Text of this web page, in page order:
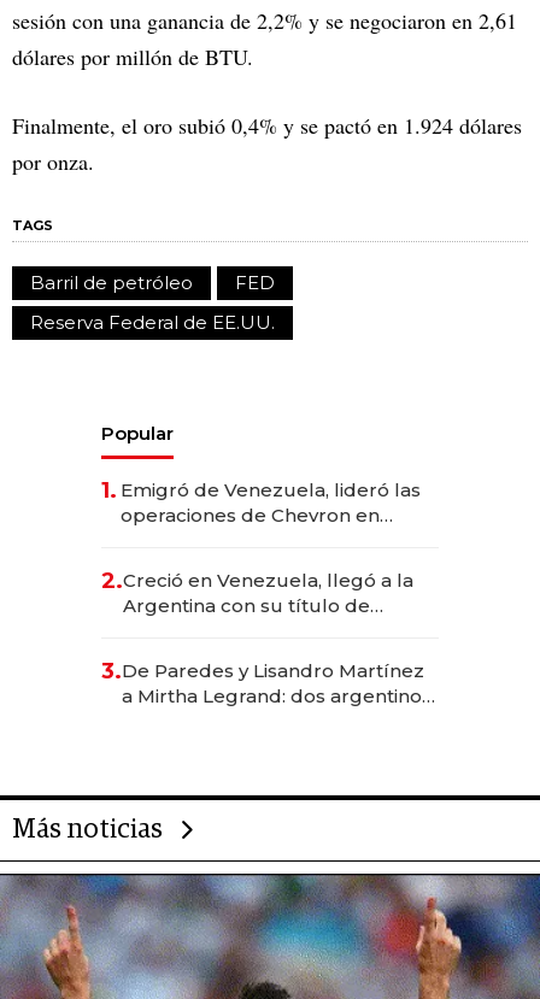
sesión con una ganancia de 2,2% y se negociaron en 2,61
dólares por millón de BTU.
Finalmente, el oro subió 0,4% y se pactó en 1.924 dólares
por onza.
TAGS
Barril de petróleo
FED
Reserva Federal de EE.UU.
Popular
1. Emigró de Venezuela, lideró las
operaciones de Chevron en
2.Creció en Venezuela, llegó a la
Argentina con su título de
las marcas "fast premium"
3.De Paredes y Lisandro Martínez
a Mirtha Legrand: dos argentinos
Más noticias